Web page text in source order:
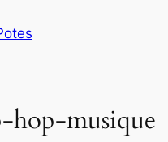
hop-musique